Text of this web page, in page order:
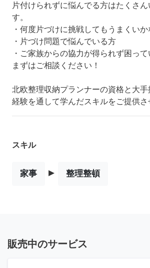
片付けられずに悩んでる方はたくさん
す。
・何度片づけに挑戦してもうまくい
・片づけ問題で悩んでいる方
・ご家族からの協力が得られず困っ
まずはご相談ください！
北欧整理収納プランナーの資格と大
経験を通して学んだスキルをご提供さ
スキル
家事 ▸ 整理整頓
販売中のサービス